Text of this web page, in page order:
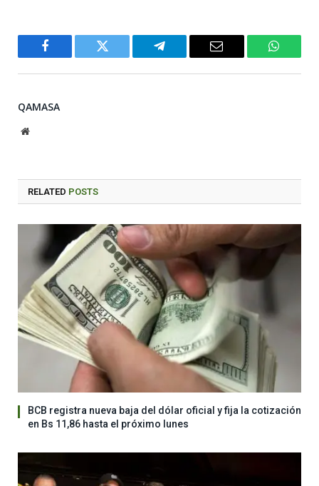
Facebook Twitter Telegram Email
QAMASA
Website
RELATED POSTS
BCB registra nueva baja del dólar oficial y fija la cotización
en Bs 11,86 hasta el próximo lunes